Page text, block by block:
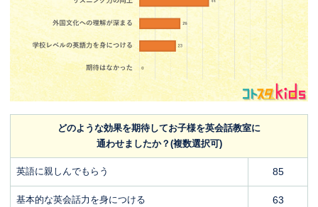
どのような効果を期待してお子様を英会話教室に
通わせましたか？(複数選択可)
英語に親しんでもらう 85
基本的な英会話力を身につける 63